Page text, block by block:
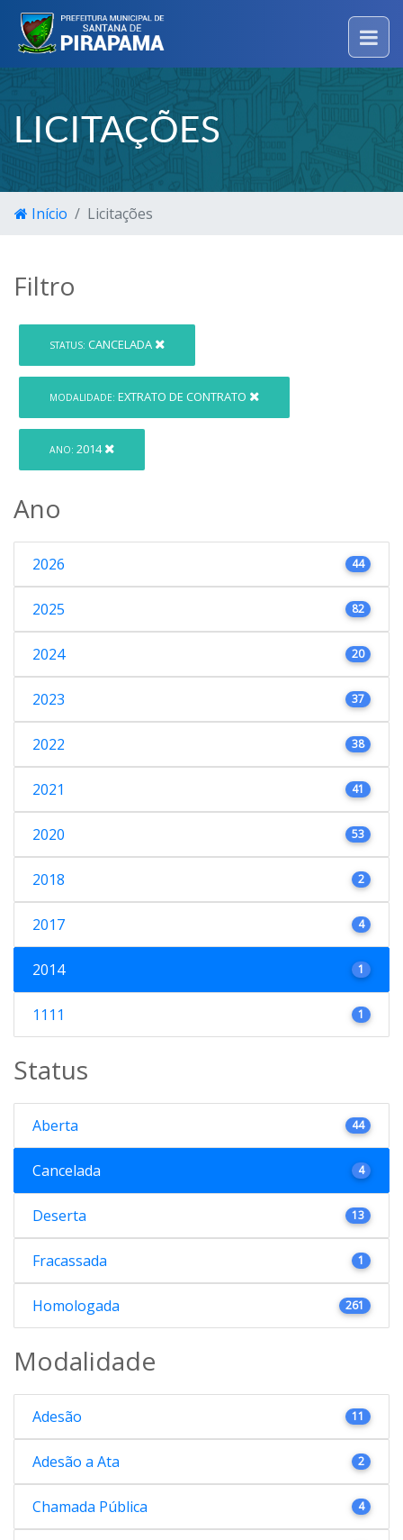
LICITAÇÕES
Início Licitações
Filtro
STATUS: CANCELADA
MODALIDADE: EXTRATO DE CONTRATO
ANO: 2014
Ano
2026 44
2025 82
2024 20
2023 37
2022 38
2021 41
2020 53
2018 2
2017 4
2014 1
1111 1
Status
Aberta 44
Cancelada 4
Deserta 13
Fracassada 1
Homologada 261
Modalidade
Adesão 11
Adesão a Ata 2
Chamada Pública 4